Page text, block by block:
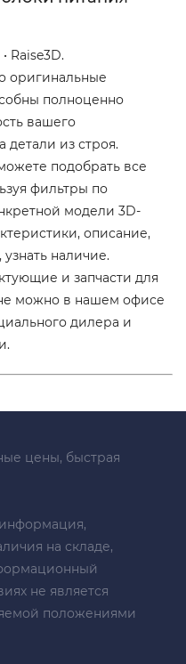
Raise3D.
оригинальные
полноценно
вашего
детали из строя.
подобрать все
фильтры по
модели 3D-
описание,
наличие.
и запчасти для
можно в нашем офисе
дилера и
цены, быстрая
на складе,
не является
положениями